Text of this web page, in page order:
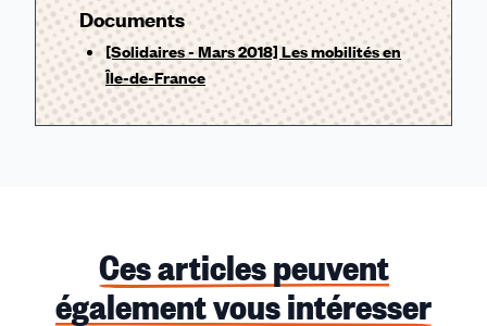
Documents
[Solidaires - Mars 2018] Les mobilités en
Île-de-France
Ces articles peuvent
également vous intéresser